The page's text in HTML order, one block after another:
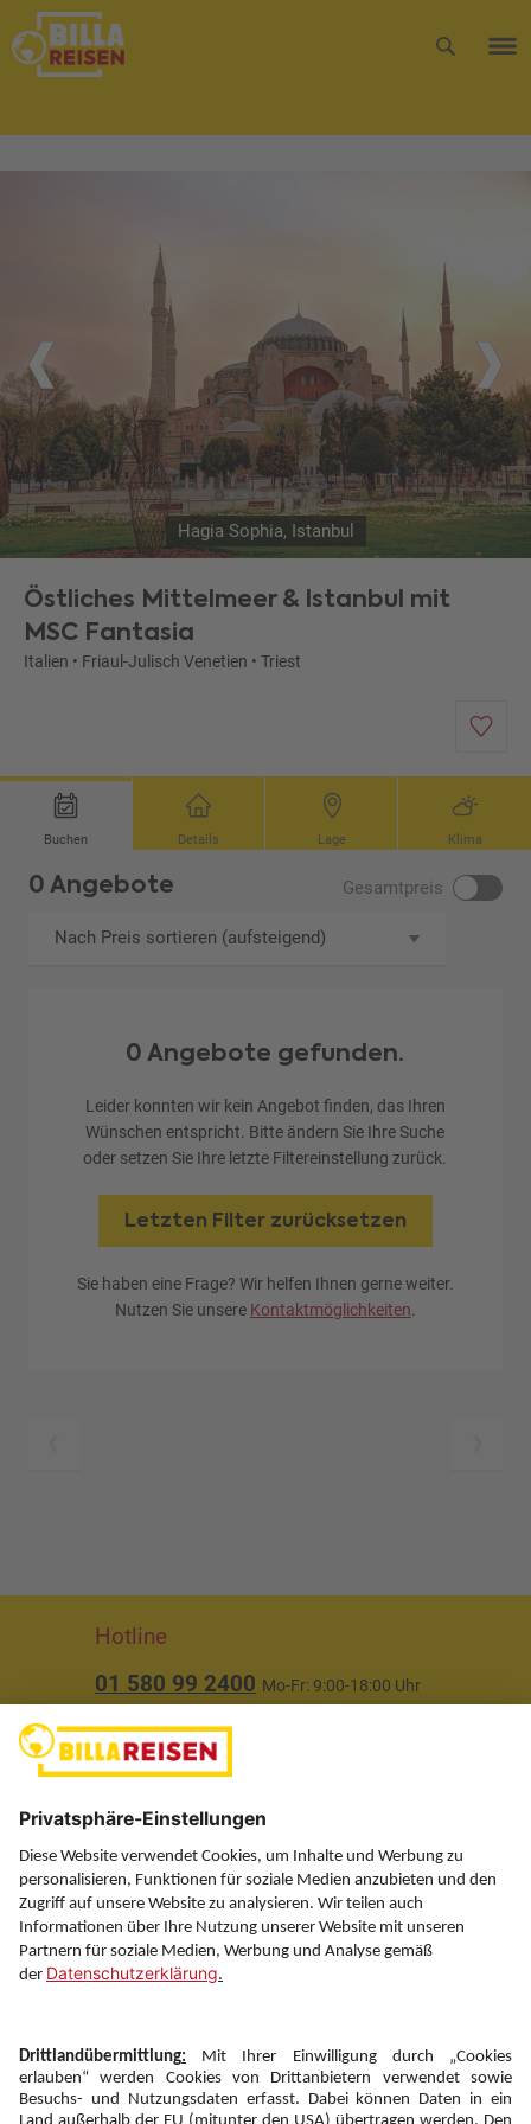
Hagia Sophia, Istanbul
Östliches Mittelmeer & Istanbul mit
MSC Fantasia
Italien • Friaul-Julisch Venetien • Triest
Buchen Details Lage Klima
0 Angebote Gesamtpreis
Nach Preis sortieren (aufsteigend)
0 Angebote gefunden.
Leider konnten wir kein Angebot finden, das Ihren
Wünschen entspricht. Bitte ändern Sie Ihre Suche
oder setzen Sie Ihre letzte Filtereinstellung zurück.
Letzten Filter zurücksetzen
Sie haben eine Frage? Wir helfen Ihnen gerne weiter.
Nutzen Sie unsere Kontaktmöglichkeiten.
Hotline
01 580 99 2400 Mo-Fr: 9:00-18:00 Uhr
Über uns
Service
Information
Folgen Sie uns auf
Newsletter: